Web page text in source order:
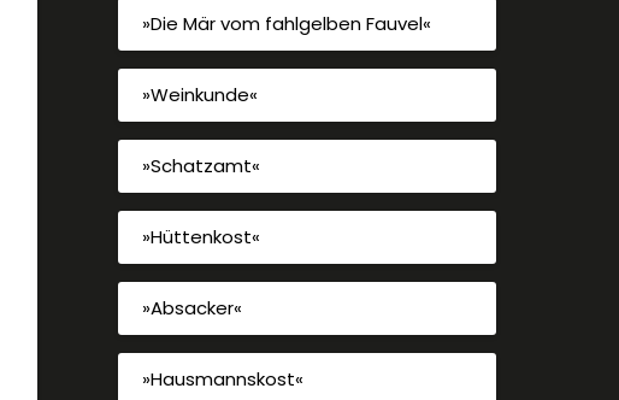
»Die Mär vom fahlgelben Fauvel«
»Weinkunde«
»Schatzamt«
»Hüttenkost«
»Absacker«
»Hausmannskost«